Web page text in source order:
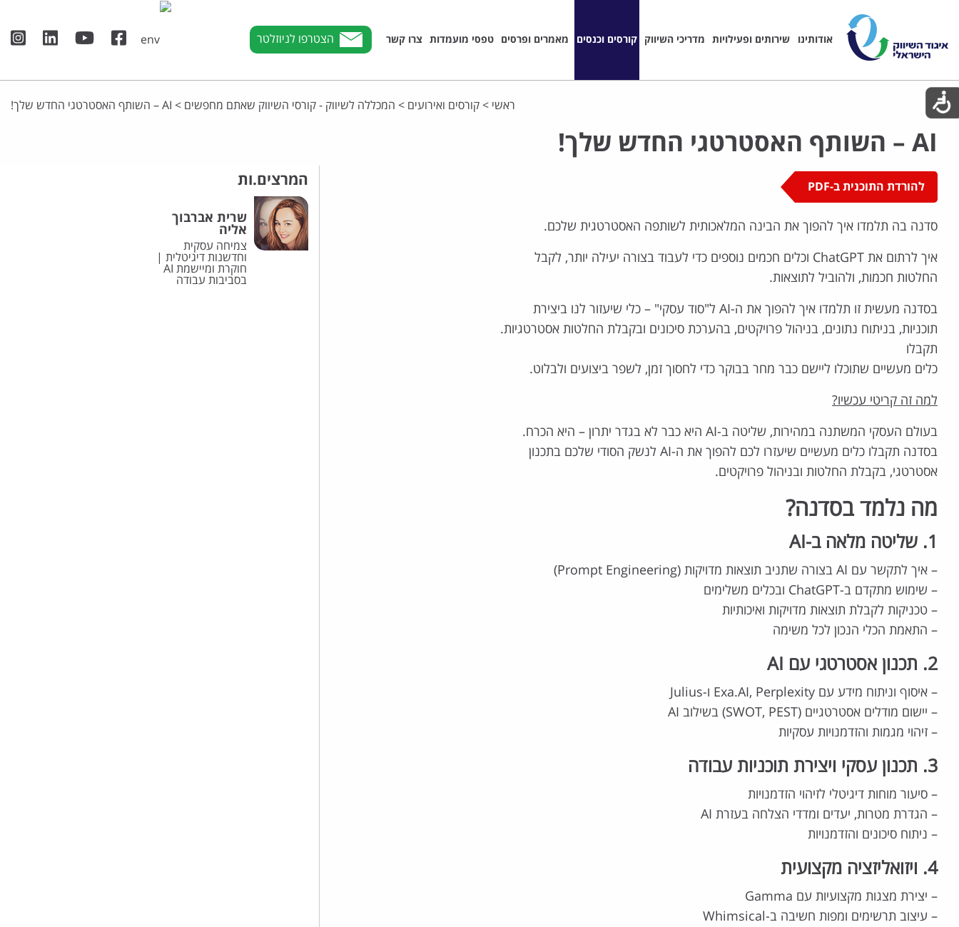
אודותינו שירותים ופעילויות מדריכי השיווק קורסים וכנסים מאמרים ופרסים טפסי מועמדות צרו קשר הצטרפו לניוזלטר
ראשי > קורסים ואירועים > המכללה לשיווק - קורסי השיווק שאתם מחפשים > AI – השותף האסטרטגי החדש שלך!
AI – השותף האסטרטגי החדש שלך!
להורדת התוכנית ב-PDF
סדנה בה תלמדו איך להפוך את הבינה המלאכותית לשותפה האסטרטגית שלכם.
איך לרתום את ChatGPT וכלים חכמים נוספים כדי לעבוד בצורה יעילה יותר, לקבל
החלטות חכמות, ולהוביל לתוצאות.
בסדנה מעשית זו תלמדו איך להפוך את ה-AI ל"סוד עסקי" – כלי שיעזור לנו ביצירת
תוכניות, בניתוח נתונים, בניהול פרויקטים, בהערכת סיכונים ובקבלת החלטות אסטרטגיות.
תקבלו
כלים מעשיים שתוכלו ליישם כבר מחר בבוקר כדי לחסוך זמן, לשפר ביצועים ולבלוט.
למה זה קריטי עכשיו?
בעולם העסקי המשתנה במהירות, שליטה ב-AI היא כבר לא בגדר יתרון – היא הכרח.
בסדנה תקבלו כלים מעשיים שיעזרו לכם להפוך את ה-AI לנשק הסודי שלכם בתכנון
אסטרטגי, בקבלת החלטות ובניהול פרויקטים.
מה נלמד בסדנה?
1. שליטה מלאה ב-AI
– איך לתקשר עם AI בצורה שתניב תוצאות מדויקות (Prompt Engineering)
– שימוש מתקדם ב-ChatGPT ובכלים משלימים
– טכניקות לקבלת תוצאות מדויקות ואיכותיות
– התאמת הכלי הנכון לכל משימה
2. תכנון אסטרטגי עם AI
– איסוף וניתוח מידע עם Exa.AI, Perplexity ו-Julius
– יישום מודלים אסטרטגיים (SWOT, PEST) בשילוב AI
– זיהוי מגמות והזדמנויות עסקיות
3. תכנון עסקי ויצירת תוכניות עבודה
– סיעור מוחות דיגיטלי לזיהוי הזדמנויות
– הגדרת מטרות, יעדים ומדדי הצלחה בעזרת AI
– ניתוח סיכונים והזדמנויות
4. ויזואליזציה מקצועית
– יצירת מצגות מקצועיות עם Gamma
– עיצוב תרשימים ומפות חשיבה ב-Whimsical
המרצים.ות
שרית אברבוך
אליה
צמיחה עסקית
וחדשנות דיגיטלית |
חוקרת ומיישמת AI
בסביבות עבודה